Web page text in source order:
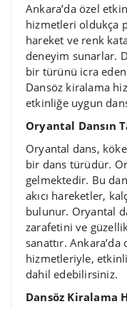
Ankara’da özel
hizmetleri oldukça
hareket ve renk
deneyim sunarlar.
bir türünü icra
Dansöz kiralama
etkinliğe uygun
Oryantal Dansın
Oryantal dans,
bir dans türüdür.
gelmektedir. Bu
akıcı hareketler,
bulunur. Oryantal
zarafetini ve
sanattır.
hizmetleriyle,
dahil edebilirsiniz.
Dansöz Kiralama